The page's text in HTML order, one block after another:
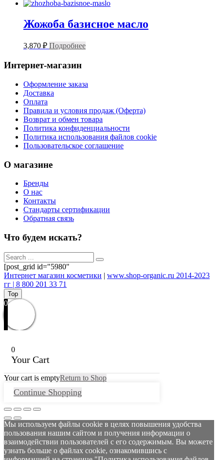
Жожоба базисное масло
3,870 ₽ Подробнее
Интернет-магазин
Оформление заказа
Доставка
Оплата
Правила и условия продаж (Оферта)
Возврат и обмен товара
Политика конфиденциальности
Политика использования файлов cookie
Пользовательское соглашение
О магазине
Бренды
О нас
Контакты
Стандарты сертификации
Обратная связь
Что будем искать?
[post_grid id="5980"
Интернет магазин косметики | www.shop-organic.ru 2014-2023
гг | 8 800 201 33 71
Top
0
0
Your Cart
Your cart is emptyReturn to Shop
Continue Shopping
Мы используем файлы cookie в целях повышения удобства
пользования нашим сайтом и получения информации о
взаимодействии пользователей с его содержимым. Вы можете
узнать больше о файлах cookie, ознакомившись с